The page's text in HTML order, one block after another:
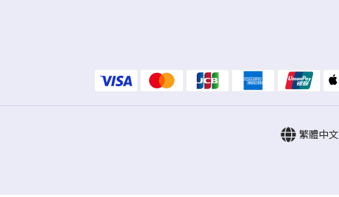
繁體中文